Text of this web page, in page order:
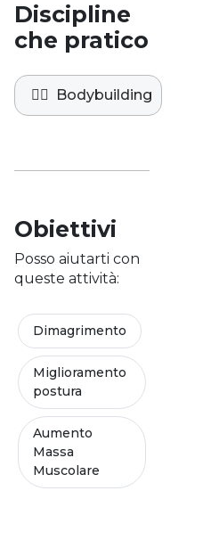
Discipline
che pratico
🏋️‍♀️ Bodybuilding
Obiettivi
Posso aiutarti con
queste attività:
Dimagrimento
Miglioramento
postura
Aumento
Massa
Muscolare